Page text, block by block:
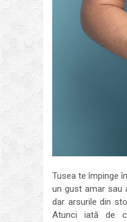
Tusea te împinge
un gust amar sau
dar arsurile din
Atunci iată de